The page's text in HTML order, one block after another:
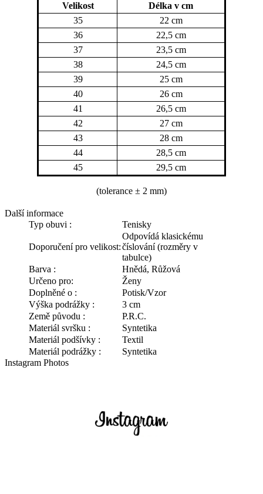
Velikost
Délka v cm
35
22 cm
36
22,5 cm
37
23,5 cm
38
24,5 cm
39
25 cm
40
26 cm
41
26,5 cm
42
27 cm
43
28 cm
44
28,5 cm
45
29,5 cm
(tolerance ± 2 mm)
Další informace
Typ obuvi :
Tenisky
Doporučení pro velikost:
Odpovídá klasickému
číslování (rozměry v
tabulce)
Barva :
Hnědá, Růžová
Určeno pro:
Ženy
Doplněné o :
Potisk/Vzor
Výška podrážky :
3 cm
Země původu :
P.R.C.
Materiál svršku :
Syntetika
Materiál podšívky :
Textil
Materiál podrážky :
Syntetika
Instagram Photos